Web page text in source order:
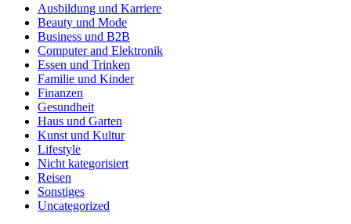
Ausbildung und Karriere
Beauty und Mode
Business und B2B
Computer and Elektronik
Essen und Trinken
Familie und Kinder
Finanzen
Gesundheit
Haus und Garten
Kunst und Kultur
Lifestyle
Nicht kategorisiert
Reisen
Sonstiges
Uncategorized